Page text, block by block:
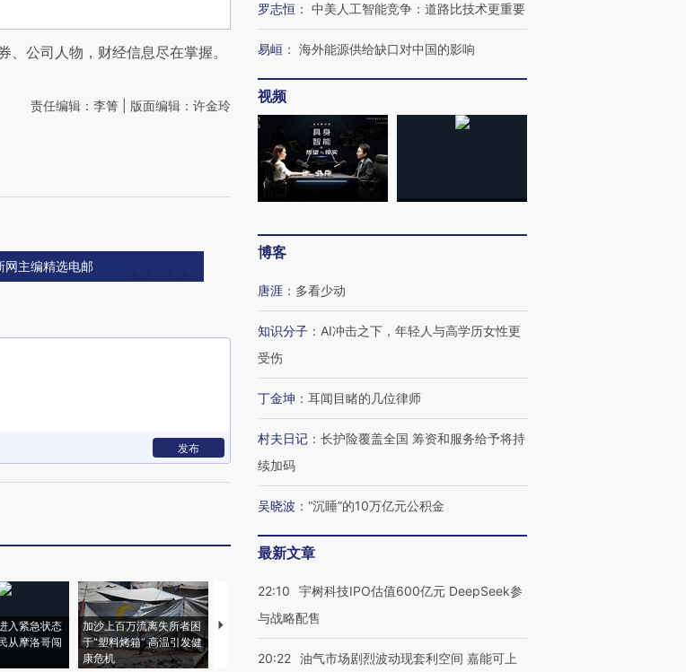
、公司人物，财经信息尽在掌握。
责任编辑：李箐 | 版面编辑：许金玲
网主编精选电邮
发布
入紧急状态
从摩洛哥闯
加沙上百万流离失所者困
于“塑料烤箱” 高温引发健
康危机
视线｜HYROX的吸金
术：是什么让中产们甘
心“花钱找虐”？
粒摇头丸 尿检体内含3种
毒品
度Z世代 用街头抗争将教
育部长拱下台
罗志恒 ： 中美人工智能竞争：道路比技术更重要
易峘 ： 海外能源供给缺口对中国的影响
视频
博客
唐涯 ： 多看少动
知识分子 ： AI冲击之下，年轻人与高学历女性更
受伤
丁金坤 ： 耳闻目睹的几位律师
村夫日记 ： 长护险覆盖全国 筹资和服务给予将持
续加码
吴晓波 ： “沉睡”的10万亿元公积金
最新文章
22:10
宇树科技IPO估值600亿元 DeepSeek参
与战略配售
20:22 油气市场剧烈波动现套利空间 嘉能可上